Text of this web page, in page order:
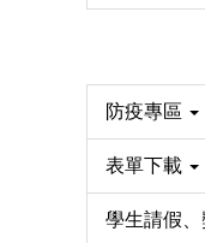
防疫專區
表單下載
學生請假